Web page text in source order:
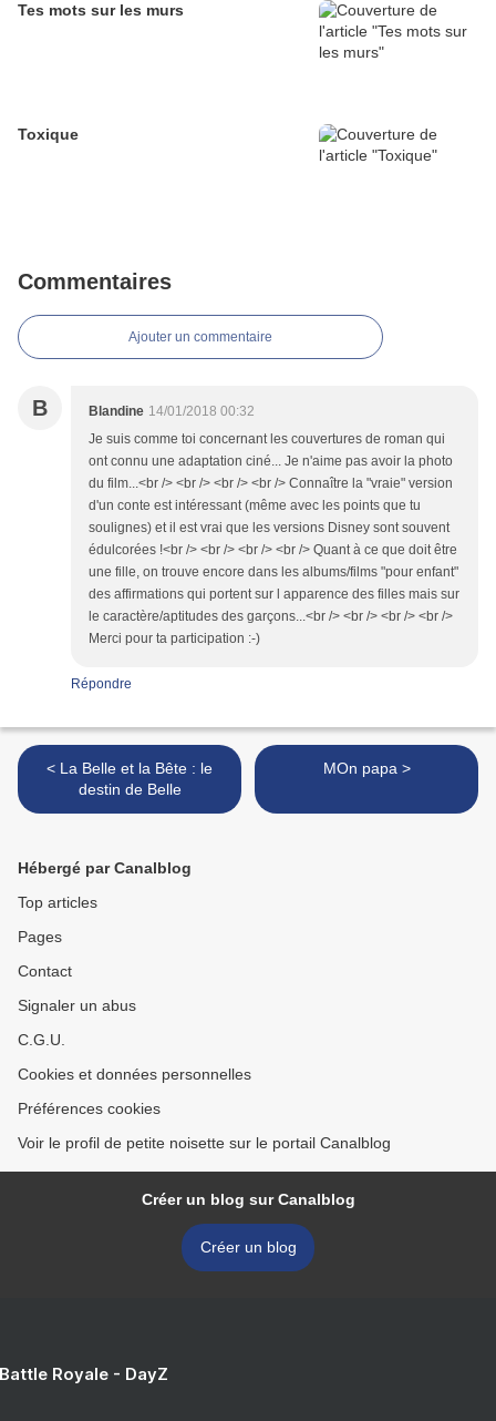
Tes mots sur les murs
Toxique
Commentaires
Ajouter un commentaire
B Blandine 14/01/2018 00:32
Je suis comme toi concernant les couvertures de roman qui
ont connu une adaptation ciné... Je n'aime pas avoir la photo
du film...<br /> <br /> <br /> <br /> Connaître la "vraie" version
d'un conte est intéressant (même avec les points que tu
soulignes) et il est vrai que les versions Disney sont souvent
édulcorées !<br /> <br /> <br /> <br /> Quant à ce que doit être
une fille, on trouve encore dans les albums/films "pour enfant"
des affirmations qui portent sur l apparence des filles mais sur
le caractère/aptitudes des garçons...<br /> <br /> <br /> <br />
Merci pour ta participation :-)
Répondre
< La Belle et la Bête : le
destin de Belle
MOn papa >
Hébergé par Canalblog
Top articles
Pages
Contact
Signaler un abus
C.G.U.
Cookies et données personnelles
Préférences cookies
Voir le profil de petite noisette sur le portail Canalblog
Créer un blog sur Canalblog
Créer un blog
Royale - DayZ